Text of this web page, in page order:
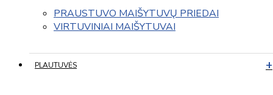
PRAUSTUVO MAIŠYTUVŲ PRIEDAI
VIRTUVINIAI MAIŠYTUVAI
PLAUTUVĖS